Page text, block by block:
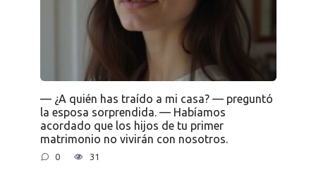
— ¿A quién has traído a mi casa? — preguntó
la esposa sorprendida. — Habíamos
acordado que los hijos de tu primer
matrimonio no vivirán con nosotros.
0 31